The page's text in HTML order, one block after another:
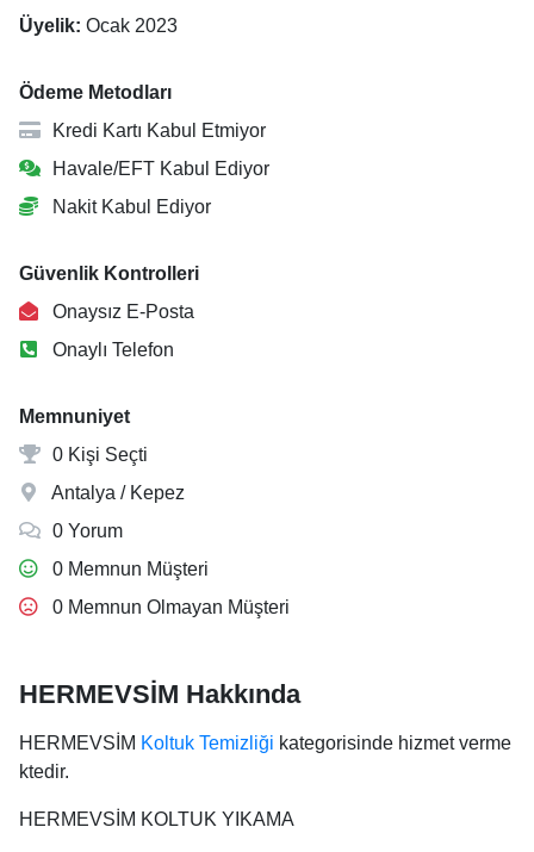
Üyelik: Ocak 2023
Ödeme Metodları
Kredi Kartı Kabul Etmiyor
Havale/EFT Kabul Ediyor
Nakit Kabul Ediyor
Güvenlik Kontrolleri
Onaysız E-Posta
Onaylı Telefon
Memnuniyet
0 Kişi Seçti
Antalya / Kepez
0 Yorum
0 Memnun Müşteri
0 Memnun Olmayan Müşteri
HERMEVSİM Hakkında
HERMEVSİM Koltuk Temizliği kategorisinde hizmet verme
ktedir.
HERMEVSİM KOLTUK YIKAMA